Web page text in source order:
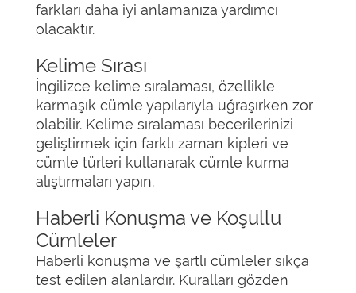
farkları daha iyi anlamanıza yardımcı
olacaktır.
Kelime Sırası
İngilizce kelime sıralaması, özellikle
karmaşık cümle yapılarıyla uğraşırken zor
olabilir. Kelime sıralaması becerilerinizi
geliştirmek için farklı zaman kipleri ve
cümle türleri kullanarak cümle kurma
alıştırmaları yapın.
Haberli Konuşma ve Koşullu
Cümleler
Haberli konuşma ve şartlı cümleler sıkça
test edilen alanlardır. Kuralları gözden